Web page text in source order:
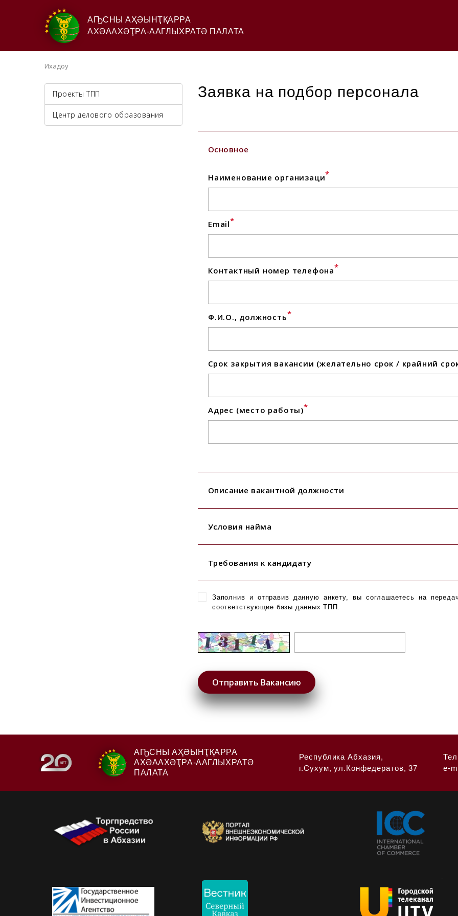
АҦСНЫ АҲӘЫНҬҚАРРА
АХӘААХӘҬРА-ААГЛЫХРАТӘ ПАЛАТА
Ихадоу
Проекты ТПП
Центр делового образования
Заявка на подбор персонала
Основное
Наименование организаци*
Email*
Контактный номер телефона*
Ф.И.О., должность*
Срок закрытия вакансии (желательно срок / крайний
Адрес (место работы)*
Описание вакантной должности
Условия найма
Требования к кандидату
Заполнив и отправив данную анкету, вы соглашаетесь на
соответствующие базы данных ТПП.
АҦСНЫ АҲӘЫНҬҚАРРА
АХӘААХӘҬРА-ААГЛЫХРАТӘ
ПАЛАТА
Республика Абхазия,
г.Сухум, ул.Конфедератов, 37
e-